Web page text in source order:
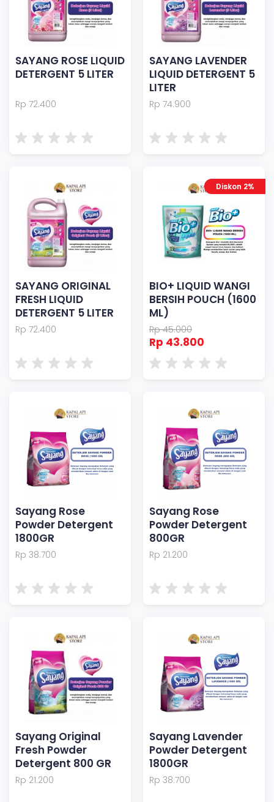
SAYANG ROSE LIQUID
DETERGENT 5 LITER
Rp 72.400
SAYANG LAVENDER
LIQUID DETERGENT 5
LITER
Rp 74.900
SAYANG ORIGINAL
FRESH LIQUID
DETERGENT 5 LITER
Rp 72.400
Diskon 2%
BIO+ LIQUID WANGI
BERSIH POUCH (1600
ML)
Rp 45.000
Rp 43.800
Sayang Rose
Powder Detergent
1800GR
Rp 38.700
Sayang Rose
Powder Detergent
800GR
Rp 21.200
Sayang Original
Fresh Powder
Detergent 800 GR
Rp 21.200
Sayang Lavender
Powder Detergent
1800GR
Rp 38.700